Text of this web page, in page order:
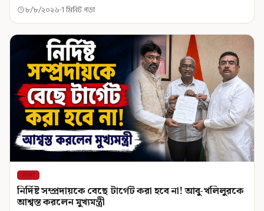
৮/৮/২০২৬ 1 মিনিট পড়া
রাজ্য
নির্দিষ্ট সম্প্রদায়কে বেছে টার্গেট করা হবে না! আবু-খলিলুরকে
আশ্বস্ত করলেন মুখ্যমন্ত্রী